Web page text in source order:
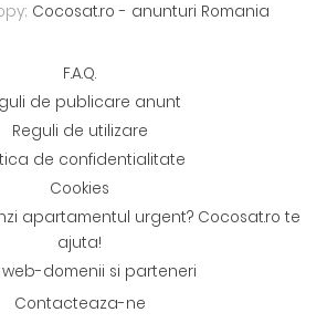
Cocosat.ro - anunturi Romania
F.A.Q.
de publicare anunt
Reguli de utilizare
de confidentialitate
Cookies
apartamentul urgent? Cocosat.ro te
ajuta!
web-domenii si parteneri
Contacteaza-ne